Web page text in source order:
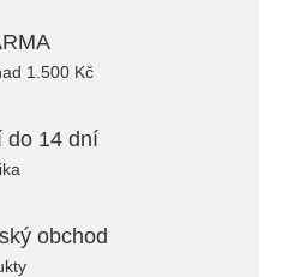
1.500 Kč
do 14 dní
obchod